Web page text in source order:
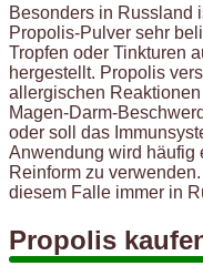
Besonders in Russland
Propolis-Pulver sehr
Tropfen oder Tinkturen
hergestellt. Propolis
allergischen
Magen-Darm-
oder soll das
Anwendung wird häufig
Reinform zu
diesem Falle immer in
Propolis